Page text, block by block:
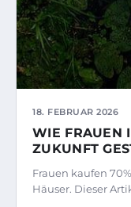
18. FEBRUAR 2026
WIE FRAUEN
ZUKUNFT
Frauen kaufen
Häuser. Dieser